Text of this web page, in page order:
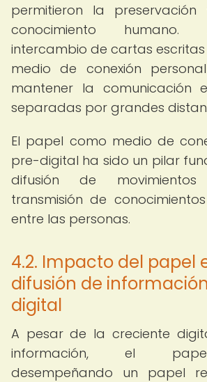
permitieron la
conocimiento humano.
intercambio de cartas
medio de conexión
mantener la comunicación
separadas por grandes
El papel como medio de
pre-digital ha sido un pilar
difusión de
transmisión de
entre las personas.
4.2. Impacto del papel
difusión de
digital
A pesar de la creciente
información, el
desempeñando un papel